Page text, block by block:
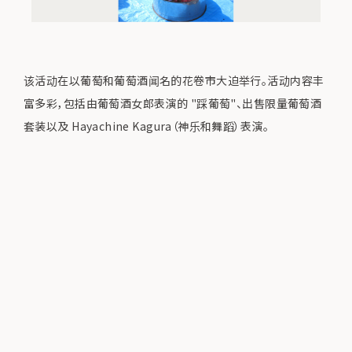
该活动在以葡萄和葡萄酒闻名的花卷市大迫举行。活动内容丰
富多彩，包括由葡萄酒女郎表演的 "踩葡萄"、出售限量葡萄酒
套装以及 Hayachine Kagura（神乐和舞蹈）表演。